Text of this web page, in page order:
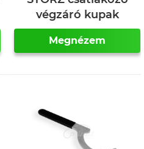
végzáró kupak
Megnézem